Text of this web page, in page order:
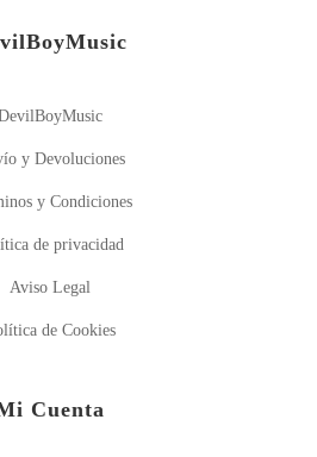
y Devoluciones
y Condiciones
de privacidad
Aviso Legal
de Cookies
Cuenta